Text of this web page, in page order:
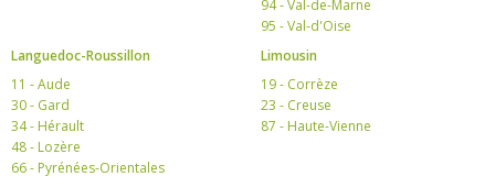
94 - Val-de-Marne
95 - Val-d'Oise
Languedoc-Roussillon
11 - Aude
30 - Gard
34 - Hérault
48 - Lozère
66 - Pyrénées-Orientales
Limousin
19 - Corrèze
23 - Creuse
87 - Haute-Vienne